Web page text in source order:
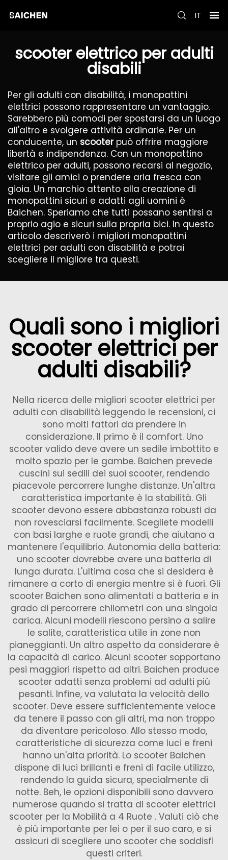
IT
scooter elettrico per adulti
disabili
Per gli adulti con disabilità, i monopattini
elettrici possono rappresentare un vantaggio.
Sarebbero più comodi per spostarsi da un luogo
all'altro e svolgere attività ordinarie. Per un
conducente, un scooter può offrire maggiore
libertà e indipendenza. Con un monopattino
elettrico per adulti, possono recarsi al negozio,
visitare gli amici o prendere aria fresca con
gioia. Un marchio attento alla creazione di
monopattini sicuri e adatti agli uomini è
Baichen. Speriamo che tutti possano sentirsi a
proprio agio e sicuri sulla propria bici. In questo
articolo descriverò i migliori monopattini
elettrici per adulti con disabilità e potrai
scegliere il migliore tra questi.
Quali sono i migliori
scooter elettrici per
adulti disabili?
Nella ricerca delle migliori scooter elettrici per
adulti con disabilità leggendo le recensioni, ci
sono molti fattori da prendere in
considerazione. Il primo è il comfort. Uno
scooter valido deve avere un sedile imbottito e
molto spazio per le gambe. Baichen prevede
cuscini sui sedili dei suoi scooter, rendendo
piacevole percorrere lunghe distanze. Un'altra
caratteristica importante è la stabilità. Gli
scooter devono essere abbastanza robusti da
non rovesciarsi facilmente. Scegliete modelli
con basi larghe e ruote grandi, che aiutano a
mantenere l'equilibrio. Autonomia della batteria:
uno scooter dovrebbe avere una batteria di
lunga durata. L'ultima cosa che si desidera è
rimanere a corto di energia mentre si è fuori. Gli
scooter Baichen sono alimentati a batteria e in
grado di percorrere chilometri con una singola
carica. Alcuni modelli riescono persino a salire
le salite, caratteristica utile in zone non
pianeggianti. Un altro aspetto da considerare è
la capacità di carico. Alcuni scooter sopportano
pesi maggiori rispetto ad altri. Baichen produce
scooter adatti senza problemi ad adulti più
pesanti. Infine, va valutata la velocità dello
scooter. Deve essere sufficientemente veloce
da tenere il passo con gli altri, ma non troppo
da diventare pericoloso. Allo stesso modo,
caratteristiche di sicurezza come luci e freni
hanno un'alta priorità. Lo scooter Baichen
dispone di luci brillanti e freni di facile utilizzo,
rendendo la guida sicura, specialmente di
notte. Beh, le opzioni disponibili sono davvero
numerose quando si tratta di scooter elettrici
scooter per la Mobilità a 4 Ruote . Valuti ciò che
è più importante per lei o per il suo caro, e si
assicuri di scegliere uno scooter che soddisfi
questi criteri.